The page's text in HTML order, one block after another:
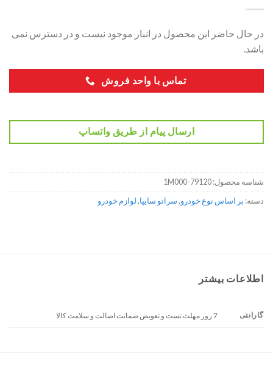
در حال حاضر این محصول در انبار موجود نیست و در دسترس نمی
باشد.
تماس با واحد فروش
ارسال پیام از طریق واتساپ
شناسه محصول:79120-1M000
دسته: بر اساس نوع خودرو,سراتو سایپا,لوازم خودرو
اطلاعات بیشتر
گارانتی 7 روز مهلت تست و تعویض ضمانت اصالت و سلامت کالا